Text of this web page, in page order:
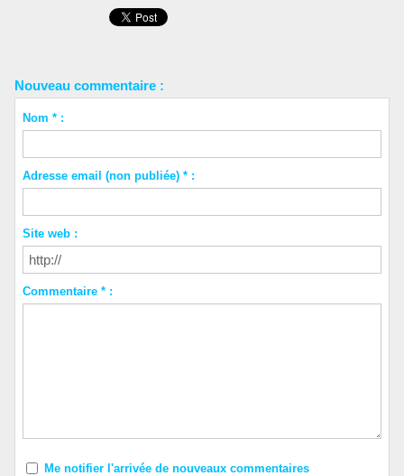
Nouveau commentaire :
Nom * :
Adresse email (non publiée) * :
Site web :
Commentaire * :
Me notifier l'arrivée de nouveaux commentaires